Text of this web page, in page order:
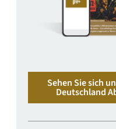
Sehen Sie sich
Deutschland